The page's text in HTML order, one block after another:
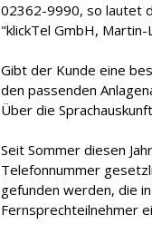
02362-9990, so lautet
"klickTel GmbH,
Gibt der Kunde eine
den passenden
Über die
Seit Sommer diesen
Telefonnummer
gefunden werden, die
Fernsprechteilnehmer